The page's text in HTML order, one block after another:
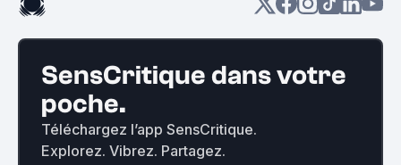
SensCritique dans votre
poche.
Téléchargez l’app SensCritique.
Explorez. Vibrez. Partagez.